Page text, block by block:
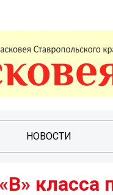
НОВОСТИ
класса